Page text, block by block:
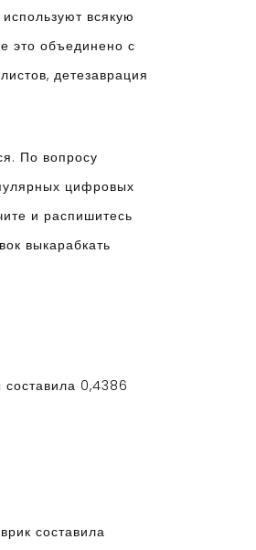
всякую
это объединено с
детезаврация
По вопросу
цифровых
и распишитесь
выкарабкать
0,4386
составила